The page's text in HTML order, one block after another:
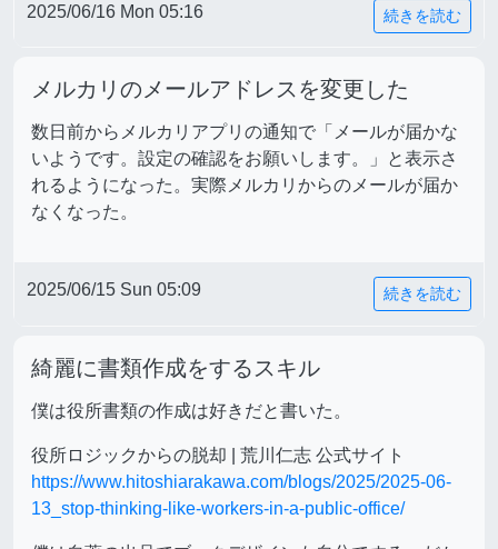
2025/06/16 Mon 05:16 続きを読む
メルカリのメールアドレスを変更した
数日前からメルカリアプリの通知で「メールが届かな
いようです。設定の確認をお願いします。」と表示さ
れるようになった。実際メルカリからのメールが届か
なくなった。
2025/06/15 Sun 05:09 続きを読む
綺麗に書類作成をするスキル
僕は役所書類の作成は好きだと書いた。
役所ロジックからの脱却 | 荒川仁志 公式サイト
https://www.hitoshiarakawa.com/blogs/2025/2025-06-
13_stop-thinking-like-workers-in-a-public-office/